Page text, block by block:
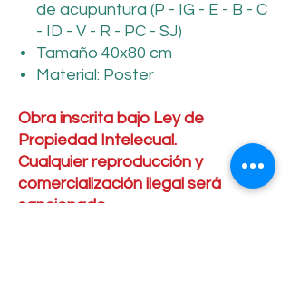
de acupuntura (P - IG - E - B - C
- ID - V - R - PC - SJ)
Tamaño 40x80 cm
Material: Poster
Obra inscrita bajo Ley de
Propiedad Intelecual.
Cualquier reproducción y
comercialización ilegal será
sancionado.